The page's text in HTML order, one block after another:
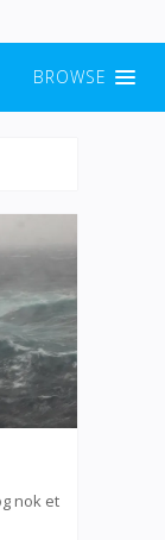
BROWSE
nok et